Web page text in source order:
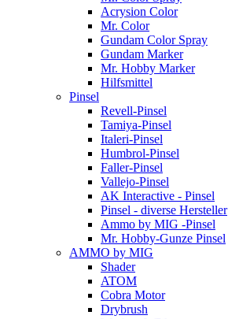
Acrysion Color
Mr. Color
Gundam Color Spray
Gundam Marker
Mr. Hobby Marker
Hilfsmittel
Pinsel
Revell-Pinsel
Tamiya-Pinsel
Italeri-Pinsel
Humbrol-Pinsel
Faller-Pinsel
Vallejo-Pinsel
AK Interactive - Pinsel
Pinsel - diverse Hersteller
Ammo by MIG -Pinsel
Mr. Hobby-Gunze Pinsel
AMMO by MIG
Shader
ATOM
Cobra Motor
Drybrush